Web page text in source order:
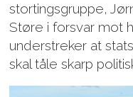
stortingsgruppe,
Støre i forsvar mot
understreker at
skal tåle skarp